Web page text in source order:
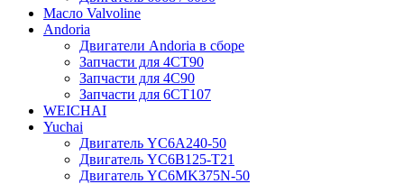
Масло Valvoline
Andoria
Двигатели Andoria в сборе
Запчасти для 4CT90
Запчасти для 4С90
Запчасти для 6CT107
WEICHAI
Yuchai
Двигатель YC6A240-50
Двигатель YC6B125-T21
Двигатель YC6MK375N-50